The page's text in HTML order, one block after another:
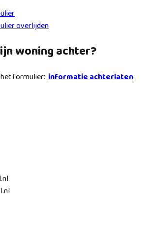
overlijden
woning achter?
formulier:informatie achterlaten